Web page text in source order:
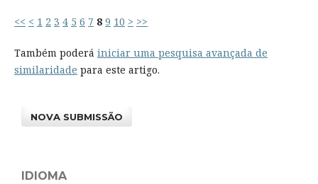
<< < 1 2 3 4 5 6 7 8 9 10 > >>
Também poderá iniciar uma pesquisa avançada de
similaridade para este artigo.
NOVA SUBMISSÃO
IDIOMA